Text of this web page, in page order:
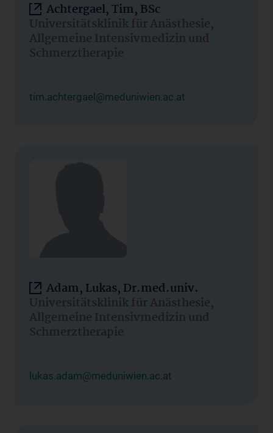
Achtergael, Tim, BSc
Universitätsklinik für Anästhesie,
Allgemeine Intensivmedizin und
Schmerztherapie
tim.achtergael@meduniwien.ac.at
Adam, Lukas, Dr.med.univ.
Universitätsklinik für Anästhesie,
Allgemeine Intensivmedizin und
Schmerztherapie
lukas.adam@meduniwien.ac.at